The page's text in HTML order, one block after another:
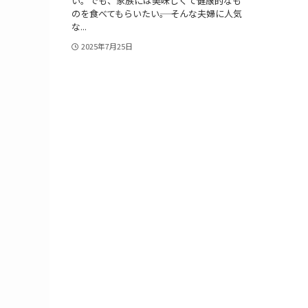
のを食べてもらいたい――。 そんな夫婦に人気
な...
2025年7月25日